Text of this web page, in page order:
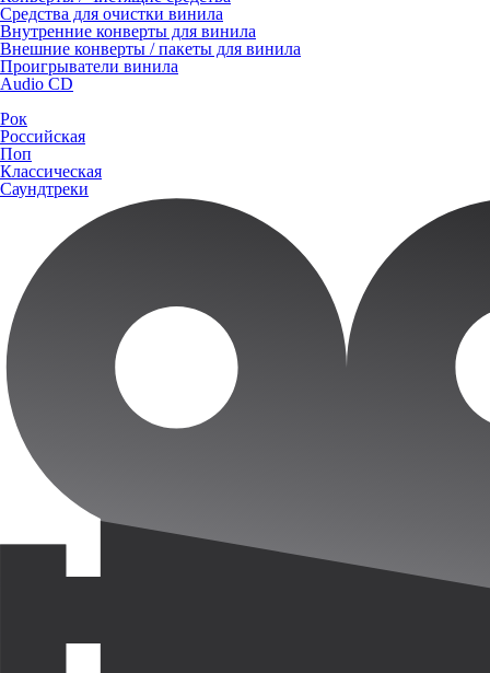
Средства для очистки винила
Внутренние конверты для винила
Внешние конверты / пакеты для винила
Проигрыватели винила
Audio CD
Рок
Российская
Поп
Классическая
Саундтреки